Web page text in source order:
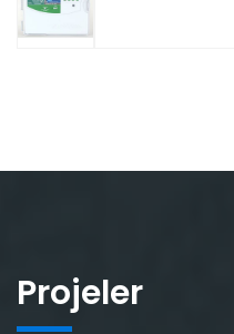
Projeler